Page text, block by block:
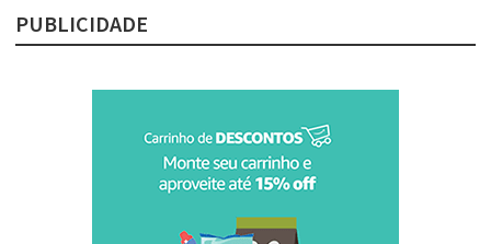
PUBLICIDADE